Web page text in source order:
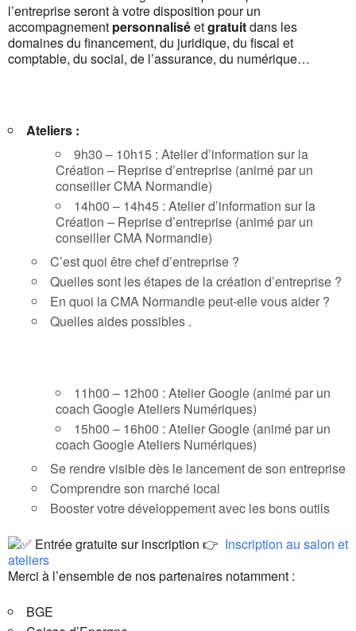
l’entreprise seront à votre disposition pour un
accompagnement personnaliséetgratuitdans les
domaines du financement, du juridique, du fiscal et
comptable, du social, de l’assurance, du numérique…
Ateliers :
9h30 – 10h15 : Atelier d’information sur la
Création – Reprise d’entreprise (animé par un
conseiller CMA Normandie)
14h00 – 14h45 : Atelier d’information sur la
Création – Reprise d’entreprise (animé par un
conseiller CMA Normandie)
C’est quoi être chef d’entreprise ?
Quelles sont les étapes de la création d’entreprise ?
En quoi la CMA Normandie peut-elle vous aider ?
Quelles aides possibles .
11h00 – 12h00 : Atelier Google (animé par un
coach Google Ateliers Numériques)
15h00 – 16h00 : Atelier Google (animé par un
coach Google Ateliers Numériques)
Se rendre visible dès le lancement de son entreprise
Comprendre son marché local
Booster votre développement avec les bons outils
Entrée gratuite sur inscription 👉 Inscription au salon et
ateliers
Merci à l’ensemble de nos partenaires notamment :
BGE